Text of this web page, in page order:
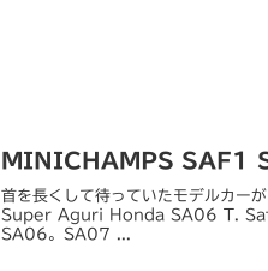
MINICHAMPS SAF1
首を長くして待っていたモデルカ
Super Aguri Honda SA06 T.
SA06。SA07 ...